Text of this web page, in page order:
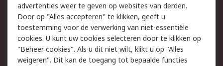
Wettelijk
Cookiebeleid
Email veiligheid
Privacybeleid
Websitevoorwaarden
Algemene
advertenties weer te geven op websites van derden.
Door op "Alles accepteren" te klikken, geeft u
toestemming voor de verwerking van niet-essentiële
cookies. U kunt uw cookies selecteren door te klikken op
"Beheer cookies". Als u dit niet wilt, klikt u op "Alles
weigeren". Dit kan de toegang tot bepaalde functies